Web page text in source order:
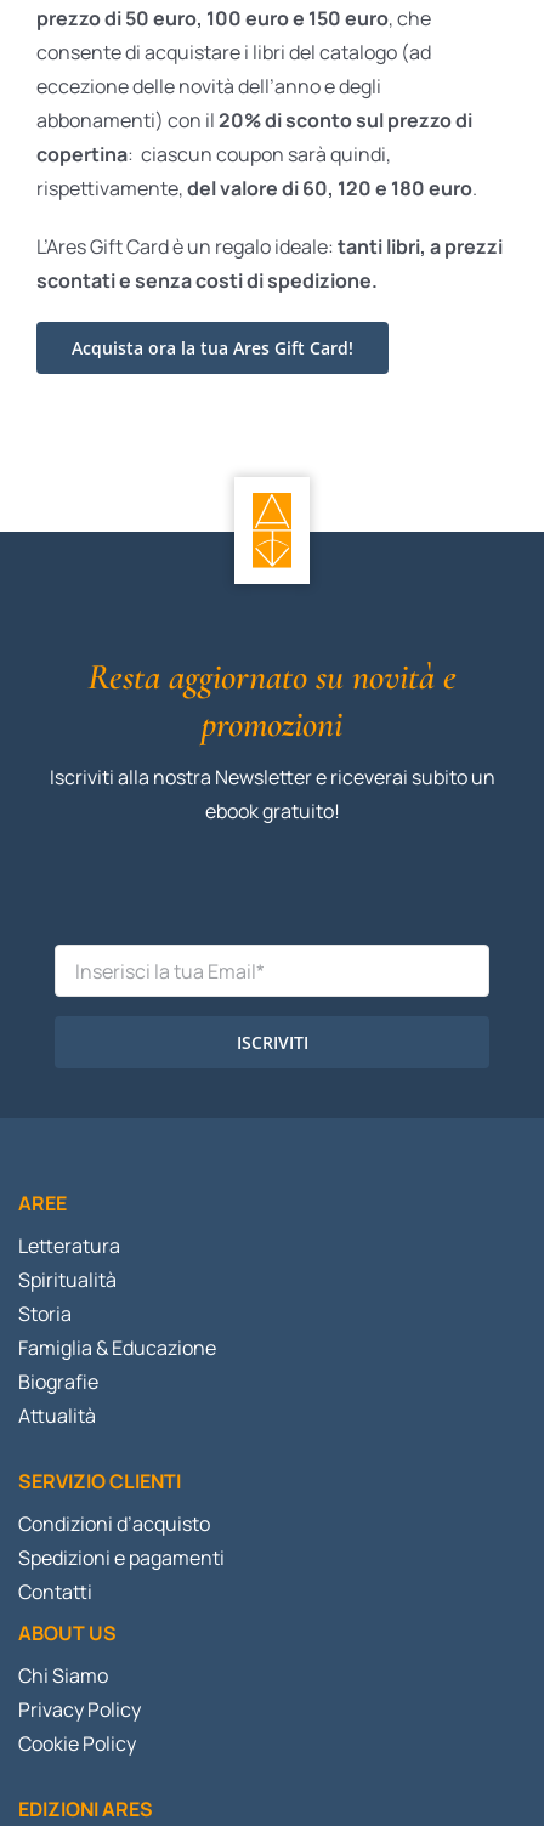
prezzo di 50 euro, 100 euro e 150 euro, che
consente di acquistare i libri del catalogo (ad
eccezione delle novità dell’anno e degli
abbonamenti) con il20% di sconto sul prezzo di
copertina: ciascun coupon sarà quindi,
rispettivamente,del valore di 60, 120 e 180 euro.
L’Ares Gift Card è un regalo ideale: tanti libri, a prezzi
scontati esenza costi di spedizione.
Acquista ora la tua Ares Gift Card!
Resta aggiornato su novità e
promozioni
Iscriviti alla nostra Newsletter e riceverai subito un
ebook gratuito!
ISCRIVITI
AREE
Letteratura
Spiritualità
Storia
Famiglia & Educazione
Biografie
Attualità
SERVIZIO CLIENTI
Condizioni d’acquisto
Spedizioni e pagamenti
Contatti
ABOUT US
Chi Siamo
Privacy Policy
Cookie Policy
EDIZIONI ARES